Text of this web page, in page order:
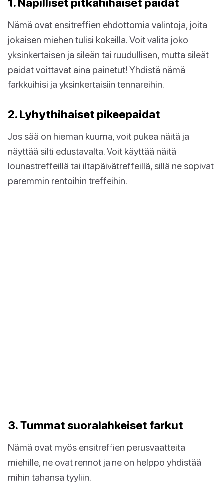
1. Napilliset pitkähihaiset paidat
Nämä ovat ensitreffien ehdottomia valintoja, joita
jokaisen miehen tulisi kokeilla. Voit valita joko
yksinkertaisen ja sileän tai ruudullisen, mutta sileät
paidat voittavat aina painetut! Yhdistä nämä
farkkuihisi ja yksinkertaisiin tennareihin.
2. Lyhythihaiset pikeepaidat
Jos sää on hieman kuuma, voit pukea näitä ja
näyttää silti edustavalta. Voit käyttää näitä
lounastreffeillä tai iltapäivätreffeillä, sillä ne sopivat
paremmin rentoihin treffeihin.
3. Tummat suoralahkeiset farkut
Nämä ovat myös ensitreffien perusvaatteita
miehille, ne ovat rennot ja ne on helppo yhdistää
mihin tahansa tyyliin.